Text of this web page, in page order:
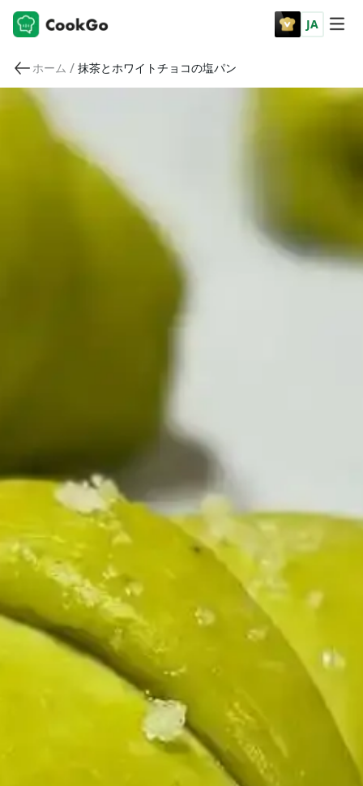
JA
ホーム / 抹茶とホワイトチョコの塩パン